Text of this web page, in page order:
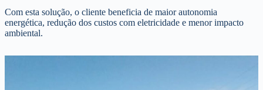
Com esta solução, o cliente beneficia de maior autonomia
energética, redução dos custos com eletricidade e menor impacto
ambiental.